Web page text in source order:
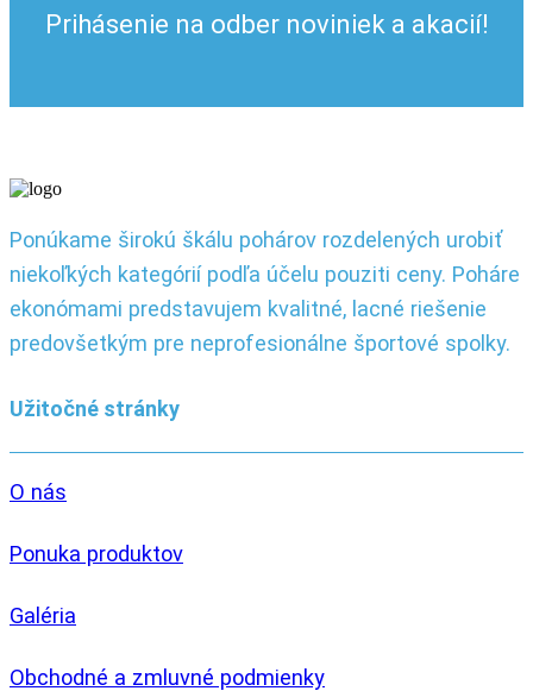
Prihásenie na odber noviniek a akacií!
Ponúkame širokú škálu pohárov rozdelených urobiť
niekoľkých kategórií podľa účelu pouziti ceny. Poháre
ekonómami predstavujem kvalitné, lacné riešenie
predovšetkým pre neprofesionálne športové spolky.
Užitočné stránky
O nás
Ponuka produktov
Galéria
Obchodné a zmluvné podmienky